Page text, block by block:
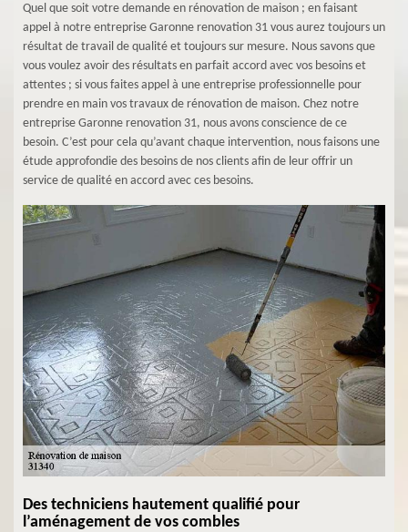
Quel que soit votre demande en rénovation de maison ; en faisant
appel à notre entreprise Garonne renovation 31 vous aurez toujours un
résultat de travail de qualité et toujours sur mesure. Nous savons que
vous voulez avoir des résultats en parfait accord avec vos besoins et
attentes ; si vous faites appel à une entreprise professionnelle pour
prendre en main vos travaux de rénovation de maison. Chez notre
entreprise Garonne renovation 31, nous avons conscience de ce
besoin. C’est pour cela qu’avant chaque intervention, nous faisons une
étude approfondie des besoins de nos clients afin de leur offrir un
service de qualité en accord avec ces besoins.
Des techniciens hautement qualifié pour
l’aménagement de vos combles